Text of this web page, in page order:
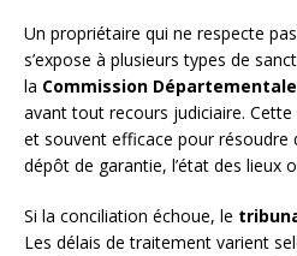
Un propriétaire qui ne respecte
s’expose à plusieurs types de
la Commission
avant tout recours judiciaire.
et souvent efficace pour résoudre
dépôt de garantie, l’état des lieux
Si la conciliation échoue, le
Les délais de traitement varient